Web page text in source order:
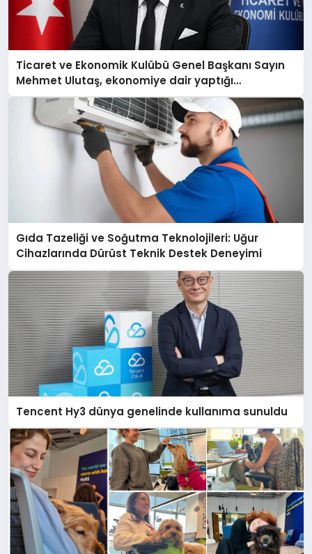
Ticaret ve Ekonomik Kulübü Genel Başkanı Sayın
Mehmet Ulutaş, ekonomiye dair yaptığı
açıklamada şunları kaydetti:
Gıda Tazeliği ve Soğutma Teknolojileri: Uğur
Cihazlarında Dürüst Teknik Destek Deneyimi
Tencent Hy3 dünya genelinde kullanıma sunuldu